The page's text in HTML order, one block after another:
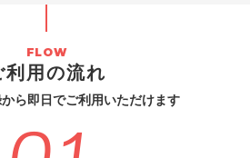
利用の流れ
ら即日でご利用いただけます